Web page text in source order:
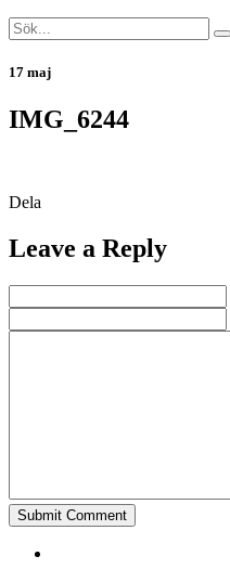
17 maj
IMG_6244
Dela
Leave a Reply